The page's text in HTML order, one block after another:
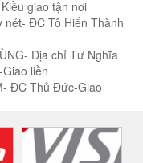
giao tận nơi
nét- ĐC Tô Hiến Thành
Địa chỉ Tư Nghĩa
liền
ĐC Thủ Đức-Giao